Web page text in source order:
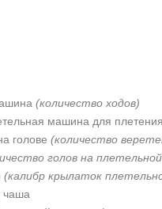
(количество ходов)
машина для
голове (количество
голов на
(калибр крылаток
чаша